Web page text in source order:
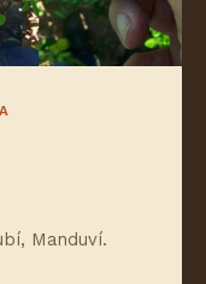
Manduví.